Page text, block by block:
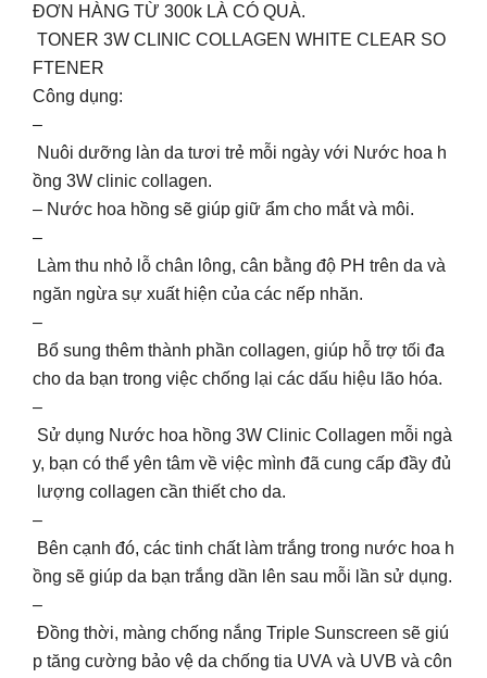
ĐƠN HÀNG TỪ 300k LÀ CÓ QUÀ.
TONER 3W CLINIC COLLAGEN WHITE CLEAR SO
FTENER
Công dụng:
–
Nuôi dưỡng làn da tươi trẻ mỗi ngày với Nước hoa h
ồng 3W clinic collagen.
– Nước hoa hồng sẽ giúp giữ ẩm cho mắt và môi.
–
Làm thu nhỏ lỗ chân lông, cân bằng độ PH trên da và
ngăn ngừa sự xuất hiện của các nếp nhăn.
–
Bổ sung thêm thành phần collagen, giúp hỗ trợ tối đa
cho da bạn trong việc chống lại các dấu hiệu lão hóa.
–
Sử dụng Nước hoa hồng 3W Clinic Collagen mỗi ngà
y, bạn có thể yên tâm về việc mình đã cung cấp đầy đủ
lượng collagen cần thiết cho da.
–
Bên cạnh đó, các tinh chất làm trắng trong nước hoa h
ồng sẽ giúp da bạn trắng dần lên sau mỗi lần sử dụng.
–
Đồng thời, màng chống nắng Triple Sunscreen sẽ giú
p tăng cường bảo vệ da chống tia UVA và UVB và côn